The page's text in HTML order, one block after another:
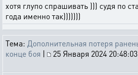
хотя глупо спрашивать ))) судя по
года именно так)))))))
Тема: Дополнительная потеря
конце боя |
25 Января 2024 20:48:03